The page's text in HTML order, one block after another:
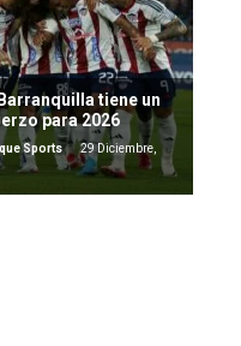
tiene un
para 2026
Sports
29 Diciembre,